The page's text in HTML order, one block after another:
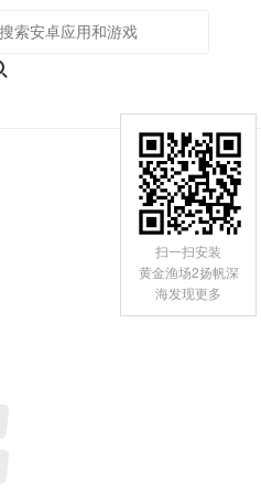
扫一扫安装
黄金渔场2扬帆深
海发现更多